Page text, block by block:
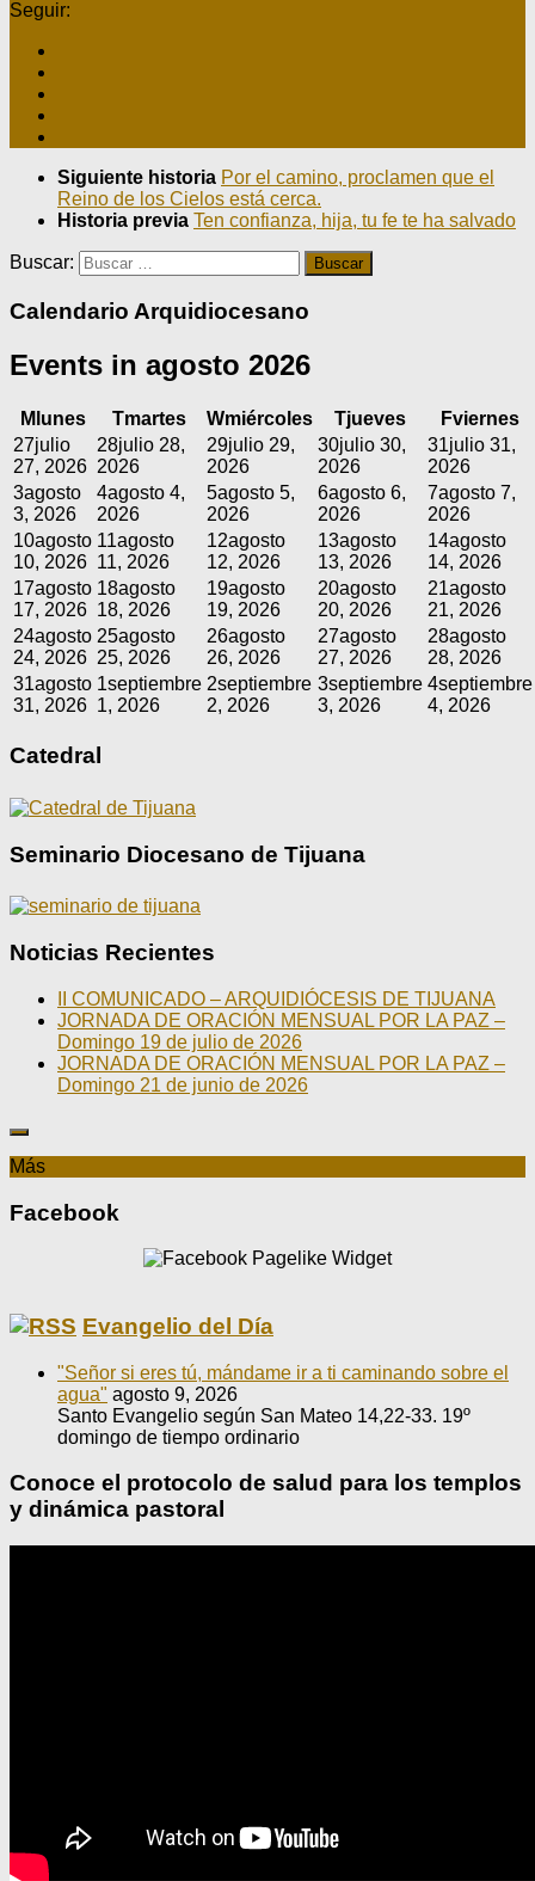
Seguir:
Siguiente historia Por el camino, proclamen que el
Reino de los Cielos está cerca.
Historia previa Ten confianza, hija, tu fe te ha salvado
Buscar:
Calendario Arquidiocesano
Events in agosto 2026
M lunes Tmartes Wmiércoles Tjueves Fviernes
27julio
27, 2026
28julio 28,
2026
29julio 29,
2026
30julio 30,
2026
31julio 31,
2026
3agosto
3, 2026
4agosto 4,
2026
5agosto 5,
2026
6agosto 6,
2026
7agosto 7,
2026
10agosto
10, 2026
11agosto
11, 2026
12agosto
12, 2026
13agosto
13, 2026
14agosto
14, 2026
17agosto
17, 2026
18agosto
18, 2026
19agosto
19, 2026
20agosto
20, 2026
21agosto
21, 2026
24agosto
24, 2026
25agosto
25, 2026
26agosto
26, 2026
27agosto
27, 2026
28agosto
28, 2026
31agosto
31, 2026
1septiembre
1, 2026
2septiembre
2, 2026
3septiembre
3, 2026
4septiembre
4, 2026
Catedral
Seminario Diocesano de Tijuana
Noticias Recientes
II COMUNICADO – ARQUIDIÓCESIS DE TIJUANA
JORNADA DE ORACIÓN MENSUAL POR LA PAZ –
Domingo 19 de julio de 2026
JORNADA DE ORACIÓN MENSUAL POR LA PAZ –
Domingo 21 de junio de 2026
Más
Facebook
Evangelio del Día
"Señor si eres tú, mándame ir a ti caminando sobre el
agua" agosto 9, 2026
Santo Evangelio según San Mateo 14,22-33. 19º
domingo de tiempo ordinario
Conoce el protocolo de salud para los templos
y dinámica pastoral